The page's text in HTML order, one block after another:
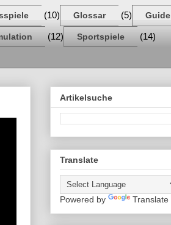
(10) Glossar (5) Guide
(12) Sportspiele (14)
Artikelsuche
Translate
Powered by Translate